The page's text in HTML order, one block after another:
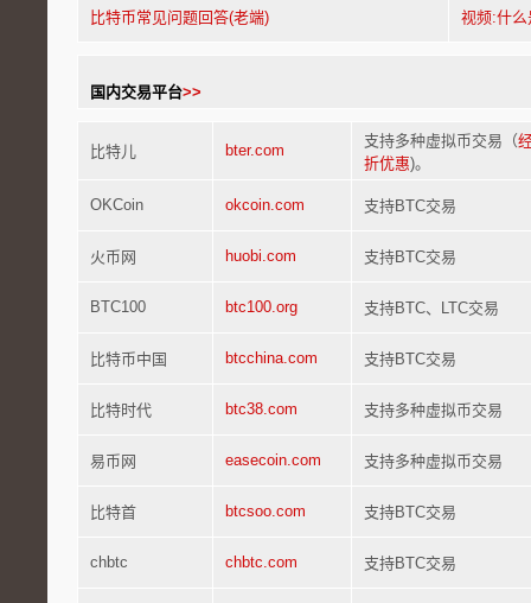
比特币常见问题回答(老端) 视频:什
国内交易平台>>
比特儿 bter.com
支持多种虚拟币交易（
折优惠)。
OKCoin okcoin.com 支持BTC交易
火币网 huobi.com 支持BTC交易
BTC100 btc100.org 支持BTC、LTC交易
比特币中国 btcchina.com 支持BTC交易
比特时代 btc38.com 支持多种虚拟币交易
易币网 easecoin.com 支持多种虚拟币交易
比特首 btcsoo.com 支持BTC交易
chbtc chbtc.com 支持BTC交易